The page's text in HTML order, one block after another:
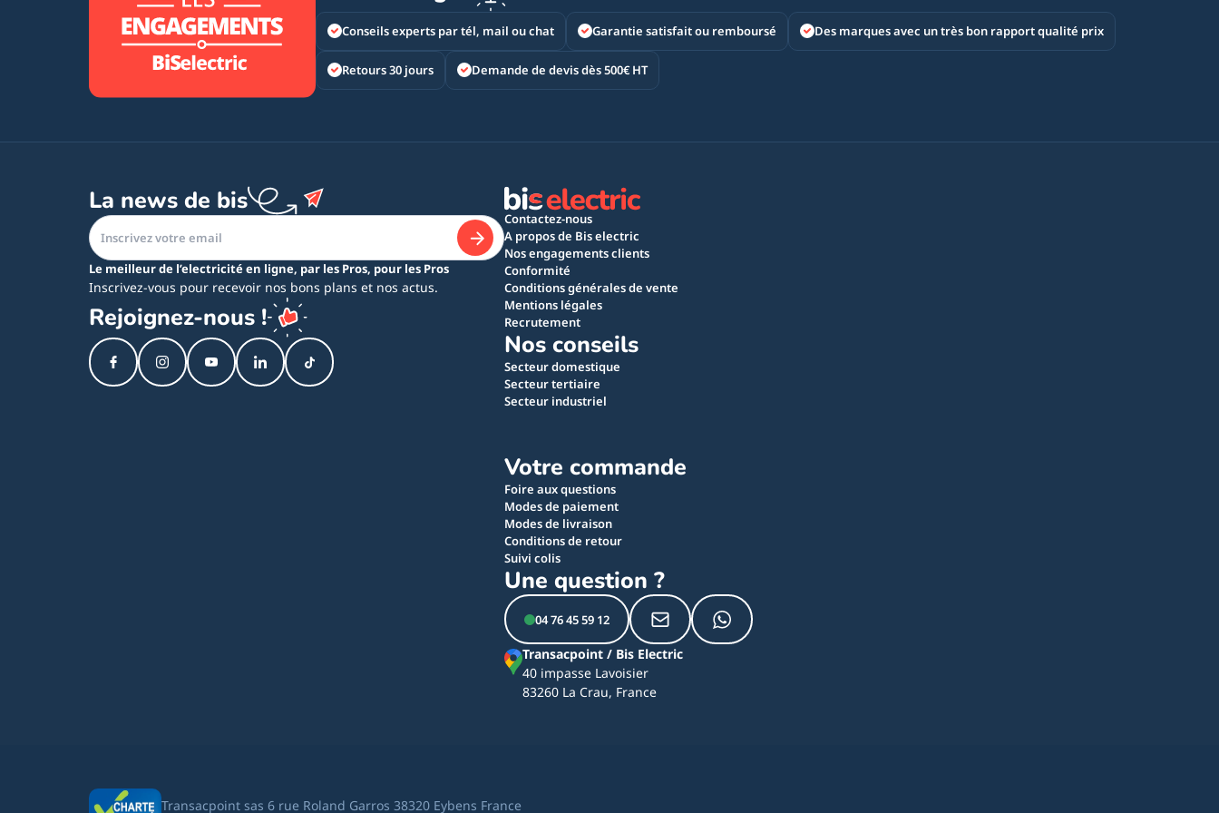
Conseils experts par tél, mail ou chat Garantie satisfait ou remboursé Des marques avec un très bon rapport qualité prix
Retours 30 jours Demande de devis dès 500€ HT
La news de bis
Le meilleur de l’electricité en ligne, par les Pros, pour les Pros
Inscrivez-vous pour recevoir nos bons plans et nos actus.
Rejoignez-nous !
Contactez-nous
A propos de Bis electric
Nos engagements clients
Conformité
Conditions générales de vente
Mentions légales
Recrutement
Nos conseils
Secteur domestique
Secteur tertiaire
Secteur industriel
Votre commande
Foire aux questions
Modes de paiement
Modes de livraison
Conditions de retour
Suivi colis
Une question ?
04 76 45 59 12
Transacpoint / Bis Electric
40 impasse Lavoisier
83260 La Crau, France
Transacpoint sas 6 rue Roland Garros 38320 Eybens France